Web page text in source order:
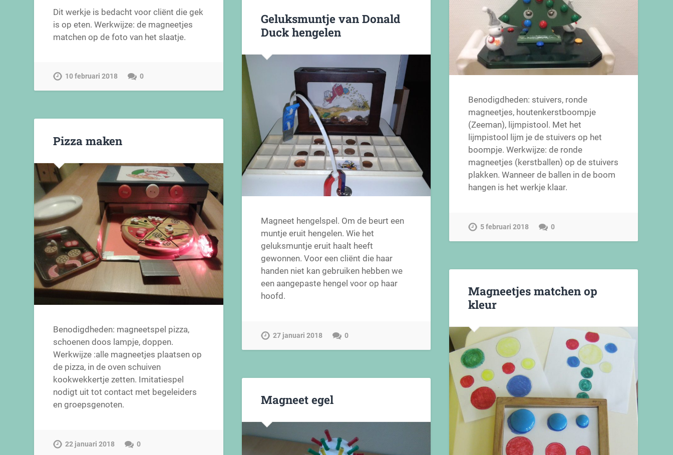
Dit werkje is bedacht voor cliënt die gek
is op eten. Werkwijze: de magneetjes
matchen op de foto van het slaatje.
10 februari 2018 0
Benodigdheden: stuivers, ronde
magneetjes, houtenkerstboompje
(Zeeman), lijmpistool. Met het
lijmpistool lijm je de stuivers op het
boompje. Werkwijze: de ronde
magneetjes (kerstballen) op de stuivers
plakken. Wanneer de ballen in de boom
hangen is het werkje klaar.
5 februari 2018 0
Geluksmuntje van Donald
Duck hengelen
Magneet hengelspel. Om de beurt een
muntje eruit hengelen. Wie het
geluksmuntje eruit haalt heeft
gewonnen. Voor een cliënt die haar
handen niet kan gebruiken hebben we
een aangepaste hengel voor op haar
hoofd.
27 januari 2018 0
Pizza maken
Benodigdheden: magneetspel pizza,
schoenen doos lampje, doppen.
Werkwijze :alle magneetjes plaatsen op
de pizza, in de oven schuiven
kookwekkertje zetten. Imitatiespel
nodigt uit tot contact met begeleiders
en groepsgenoten.
22 januari 2018 0
Magneetjes matchen op
kleur
Magneet egel